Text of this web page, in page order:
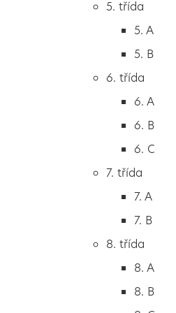
2. B
3. A
4. A
5. A
5. třída
5. A
5. B
6. třída
6. A
6. B
6. C
7. třída
7. A
7. B
8. třída
8. A
8. B